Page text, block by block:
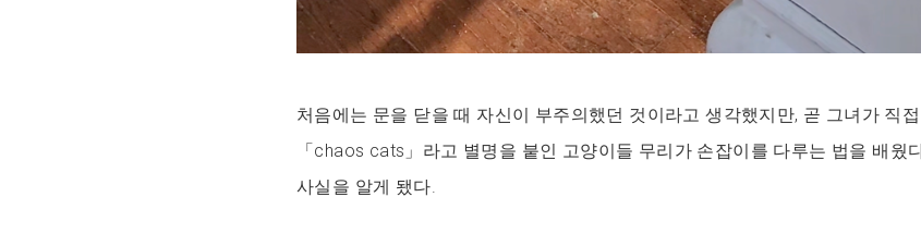
처음에는 문을 닫을 때 자신이 부주의했던 것이라고 생각했지만, 곧 그녀가 직접
「chaos cats」라고 별명을 붙인 고양이들 무리가 손잡이를 다루는 법을 배웠
사실을 알게 됐다.